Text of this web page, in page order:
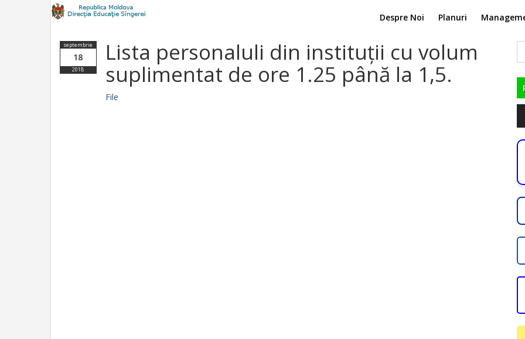
Despre Noi Planuri
septembrie
18
2018
Lista personaluli din instituții cu volum
suplimentat de ore 1.25 până la 1,5.
File